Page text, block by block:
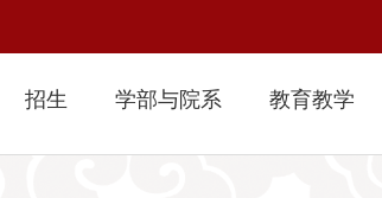
招生 学部与院系 教育教学